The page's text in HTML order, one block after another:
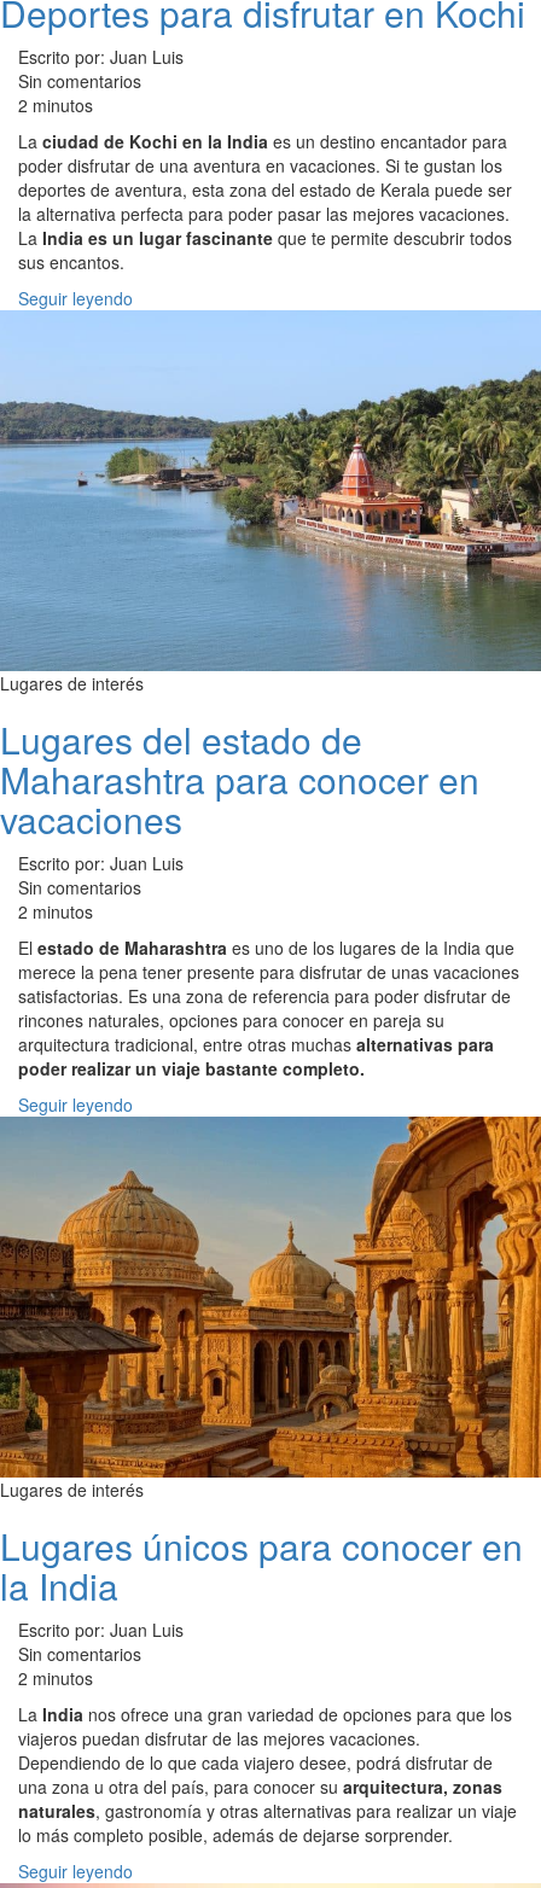
Deportes para disfrutar en Kochi
Escrito por: Juan Luis
Sin comentarios
2 minutos
La ciudad de Kochi en la India es un destino encantador para
poder disfrutar de una aventura en vacaciones. Si te gustan los
deportes de aventura, esta zona del estado de Kerala puede ser
la alternativa perfecta para poder pasar las mejores vacaciones.
La India es un lugar fascinante que te permite descubrir todos
sus encantos.
Seguir leyendo
Lugares de interés
Lugares del estado de
Maharashtra para conocer en
vacaciones
Escrito por: Juan Luis
Sin comentarios
2 minutos
El estado de Maharashtra es uno de los lugares de la India que
merece la pena tener presente para disfrutar de unas vacaciones
satisfactorias. Es una zona de referencia para poder disfrutar de
rincones naturales, opciones para conocer en pareja su
arquitectura tradicional, entre otras muchas alternativas para
poder realizar un viaje bastante completo.
Seguir leyendo
Lugares de interés
Lugares únicos para conocer en
la India
Escrito por: Juan Luis
Sin comentarios
2 minutos
La India nos ofrece una gran variedad de opciones para que los
viajeros puedan disfrutar de las mejores vacaciones.
Dependiendo de lo que cada viajero desee, podrá disfrutar de
una zona u otra del país, para conocer su arquitectura, zonas
naturales, gastronomía y otras alternativas para realizar un viaje
lo más completo posible, además de dejarse sorprender.
Seguir leyendo